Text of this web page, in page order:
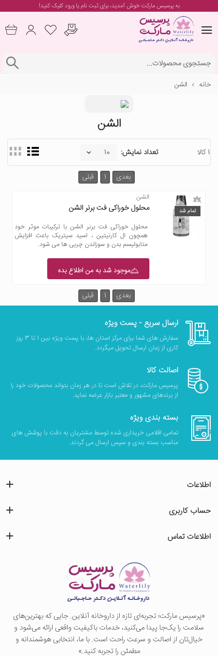
به پرسیس مارکت خوش آمدید، برایثبت نام یا ورودکلیک کنید!
خانه الشن
الشن
1 کالا تعداد نمایش:
قبلی 1 بعدی
تمام شد
الشن
محلول خوراکی فت برنر الشن
محلول خوراکی فت برنر الشن با ترکیبات موثر خود
همچون ال کارنیتین ، اسید سیتریک باعث افزایش
متابولیسم بدن و سوزاندن چربی ها می شود.
موجود شد به من اطلاع بده
قبلی 1 بعدی
ارسال سریع - پست ویژه
سفارش های شما برای مرکز استان ها، با پست ویژه بین 1 تا 3 روز
کاری از زمان ارسال تحویل میگردد.
اصالت کالا
پرسیس مارکت، در تلاش است تا در هر زمان بتواند محصولات خود را
از برندهای مشهور و معتبر بازار عرضه نماید.
بسته بندی ویژه
تمامی اقلامی خریداری شده توسط مشتریان به دقت با پوشش های
مناسب بسته بندی و سپس ارسال می گردند.
«پرسيس ماركت؛ تجربه‌ای تازه از داروخانه آنلاین. جایی که بهترین‌های
سلامت را یک‌جا پیدا می‌کنید، خدمات باکیفیت واقعی ارائه می‌شود و
خیال‌تان از اصالت و سرعت راحت است. با ما، انتخابی هوشمندانه و
مطمئن را تجربه کنید.»
اطلاعات
حساب کاربری
اطلاعات تماس